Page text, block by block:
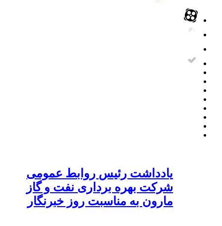
یادداشت رئیس روابط عمومی
شرکت بهره برداری نفت و گاز
مارون به مناسبت روز خبرنگار